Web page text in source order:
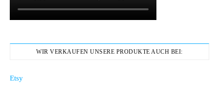
WIR VERKAUFEN UNSERE PRODUKTE AUCH BEI:
Etsy